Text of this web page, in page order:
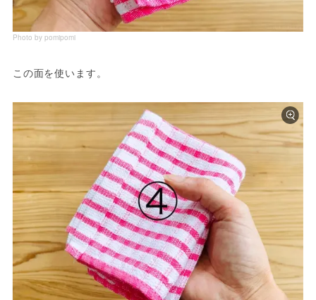
Photo by pomipomi
この面を使います。